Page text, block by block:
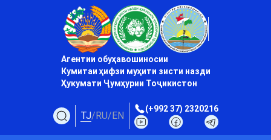
Агентии обуҳавошиносии
Кумитаи ҳифзи муҳити зисти назди
Ҳукумати Ҷумҳурии Тоҷикистон
TJ/RU/EN
(+992 37) 2320216